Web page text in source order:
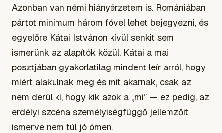
Azonban van némi hiányérzetem is. Romániában
pártot minimum három fővel lehet bejegyezni, és
egyelőre Kátai Istvánon kívül senkit sem
ismerünk az alapítók közül. Kátai a mai
posztjában gyakorlatilag mindent leír arról, hogy
miért alakulnak meg és mit akarnak, csak az
nem derül ki, hogy kik azok a „mi” — ez pedig, az
erdélyi szcéna személyiségfüggő jellemzőit
ismerve nem túl jó ómen.